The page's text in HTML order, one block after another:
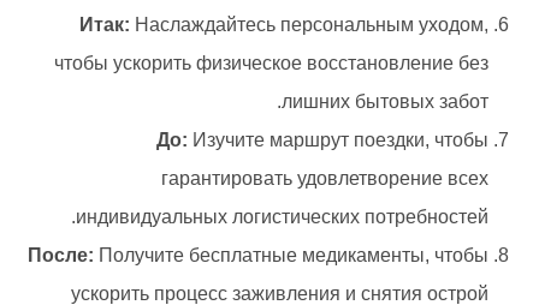
Итак:Наслаждайтесь персональным уходом,
чтобы ускорить физическое восстановление без
лишних бытовых забот.
До:Изучите маршрут поездки, чтобы
гарантировать удовлетворение всех
индивидуальных логистических потребностей.
После:Получите бесплатные медикаменты, чтобы
ускорить процесс заживления и снятия острой